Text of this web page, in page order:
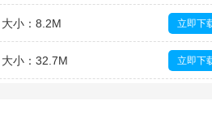
大小：8.2M 立即下
大小：32.7M 立即下